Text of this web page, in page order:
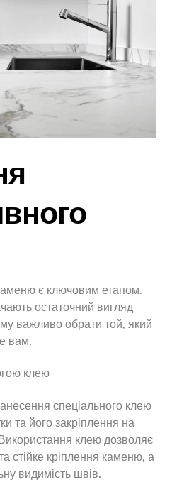
є ключовим етапом.
остаточний вигляд
важливо обрати той, який
вам.
клею
спеціального клею
та його закріплення на
клею дозволяє
стійке кріплення каменю, а
видимість швів.